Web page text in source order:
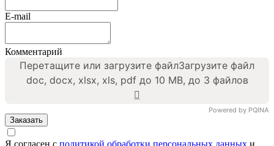
E-mail
Комментарий
Powered by PQINA
Перетащите или загрузите файлЗагрузите файл
doc, docx, xlsx, xls, pdf до 10 MB, до 3 файлов
Заказать
Я согласен с политикой обработки персональных данных и